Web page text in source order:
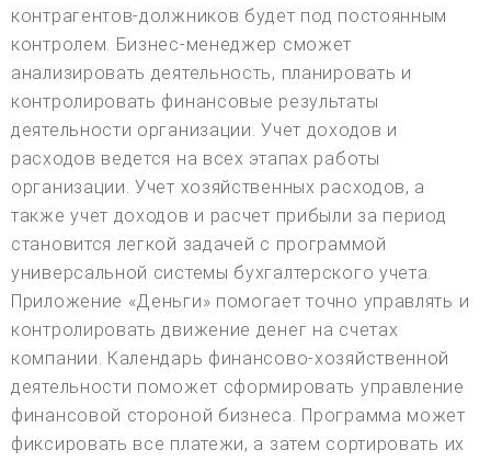
контрагентов-должников будет под постоянным
контролем. Бизнес-менеджер сможет
анализировать деятельность, планировать и
контролировать финансовые результаты
деятельности организации. Учет доходов и
расходов ведется на всех этапах работы
организации. Учет хозяйственных расходов, а
также учет доходов и расчет прибыли за период
становится легкой задачей с программой
универсальной системы бухгалтерского учета.
Приложение «Деньги» помогает точно управлять и
контролировать движение денег на счетах
компании. Календарь финансово-хозяйственной
деятельности поможет сформировать управление
финансовой стороной бизнеса. Программа может
фиксировать все платежи, а затем сортировать их